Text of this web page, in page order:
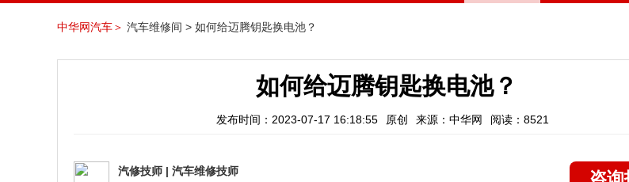
中华网汽车＞ 汽车维修间 > 如何给迈腾钥匙换电池？
如何给迈腾钥匙换电池？
发布时间：2023-07-17 16:18:55 原创 来源：中华网 阅读：8521
汽修技师 | 汽车维修技师